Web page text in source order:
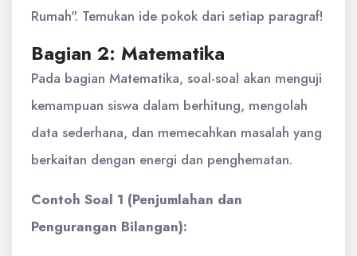
Rumah". Temukan ide pokok dari setiap paragraf!
Bagian 2: Matematika
Pada bagian Matematika, soal-soal akan menguji
kemampuan siswa dalam berhitung, mengolah
data sederhana, dan memecahkan masalah yang
berkaitan dengan energi dan penghematan.
Contoh Soal 1 (Penjumlahan dan
Pengurangan Bilangan):